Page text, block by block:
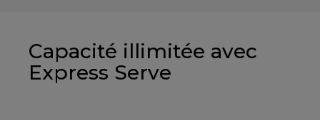
Capacité illimitée avec
Express Serve